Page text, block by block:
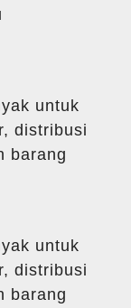
untuk
distribusi
barang
untuk
distribusi
barang